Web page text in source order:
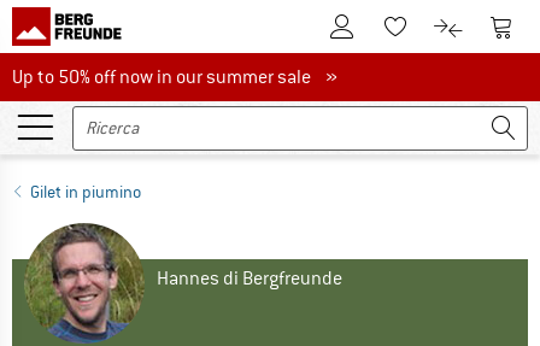
Al conto clienteAlla lista
Al Al
Up to 50% off now in our summer sale
Up to 50% off now in our summer sale »
Gilet in piumino
Hannes di Bergfreunde